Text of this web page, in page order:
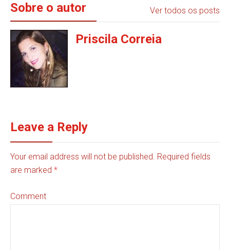
Sobre o autor Ver todos os posts
Priscila Correia
Leave a Reply
Your email address will not be published. Required fields
are marked *
Comment